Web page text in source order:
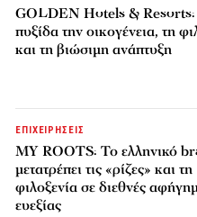
GOLDEN Hotels &
πυξίδα την οικογένεια, τη
και τη βιώσιμη ανάπτυξη
ΕΠΙΧΕΙΡΗΣΕΙΣ
MY ROOTS: Το ελληνικό
μετατρέπει τις «ρίζες» και τη
φιλοξενία σε διεθνές
ευεξίας